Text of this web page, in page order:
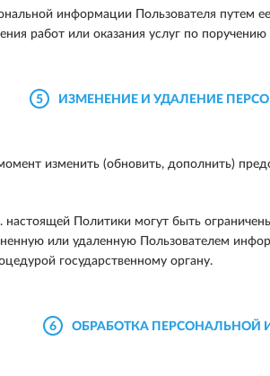
информации Пользователя путем
работ или оказания услуг по поручению
5 ИЗМЕНЕНИЕ И УДАЛЕНИЕ
изменить (обновить, дополнить)
Политики могут быть
или удаленную Пользователем
государственному органу.
6 ОБРАБОТКА ПЕРСОНАЛЬНОЙ